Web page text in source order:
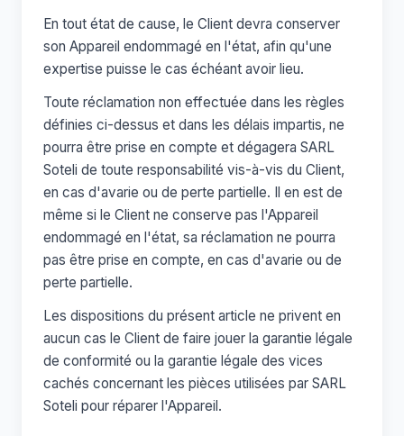
En tout état de cause, le Client devra conserver
son Appareil endommagé en l'état, afin qu'une
expertise puisse le cas échéant avoir lieu.
Toute réclamation non effectuée dans les règles
définies ci-dessus et dans les délais impartis, ne
pourra être prise en compte et dégagera SARL
Soteli de toute responsabilité vis-à-vis du Client,
en cas d'avarie ou de perte partielle. Il en est de
même si le Client ne conserve pas l'Appareil
endommagé en l'état, sa réclamation ne pourra
pas être prise en compte, en cas d'avarie ou de
perte partielle.
Les dispositions du présent article ne privent en
aucun cas le Client de faire jouer la garantie légale
de conformité ou la garantie légale des vices
cachés concernant les pièces utilisées par SARL
Soteli pour réparer l'Appareil.